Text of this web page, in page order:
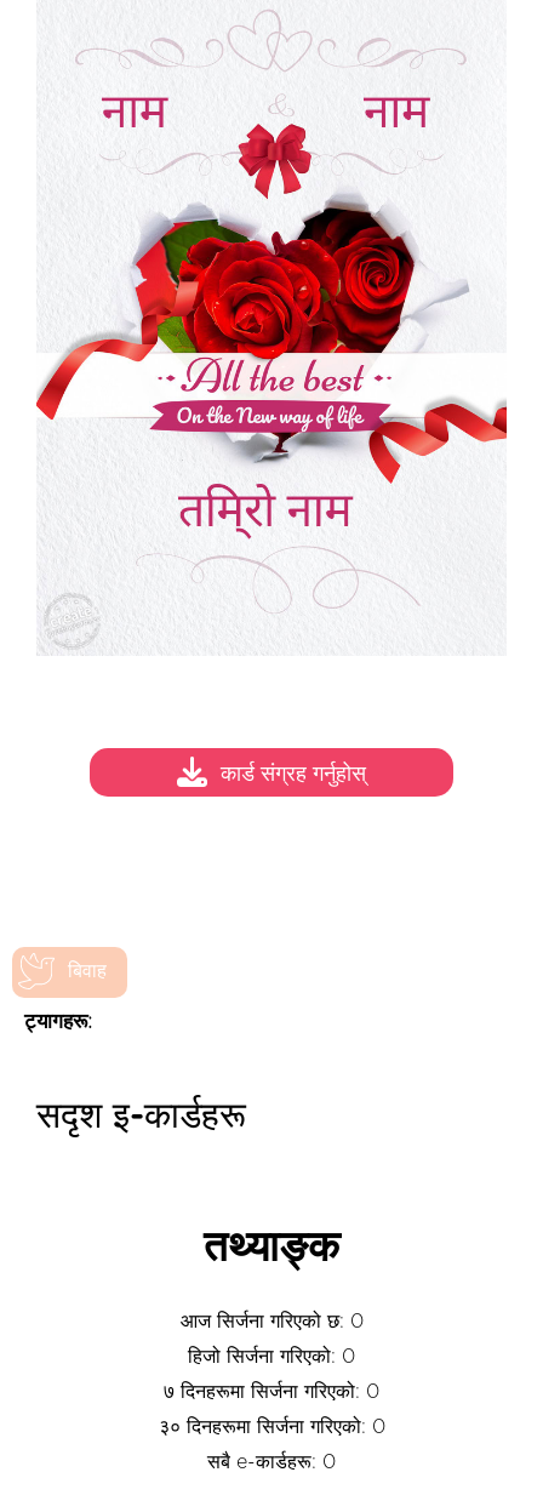
बिवाह
ट्यागहरू:
कार्ड संग्रह गर्नुहोस्
सदृश इ-कार्डहरू
तथ्याङ्क
आज सिर्जना गरिएको छ: 0
हिजो सिर्जना गरिएको: 0
७ दिनहरूमा सिर्जना गरिएको: 0
३० दिनहरूमा सिर्जना गरिएको: 0
सबै e-कार्डहरू: 0